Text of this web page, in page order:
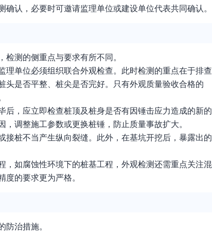
认，必要时可邀请监理单位或建设单位代表共同确认。
测的侧重点与要求有所不同。
单位必须组织联合外观检查。此时检测的重点在于排查
是否平整、桩尖是否完好。只有外观质量验收合格的
，应立即检查桩顶及桩身是否有因锤击应力造成的新的
调整施工参数或更换桩锤，防止质量事故扩大。
桩不当产生纵向裂缝。此外，在基坑开挖后，暴露出的
如腐蚀性环境下的桩基工程，外观检测还需重点关注混
的要求更为严格。
防治措施。